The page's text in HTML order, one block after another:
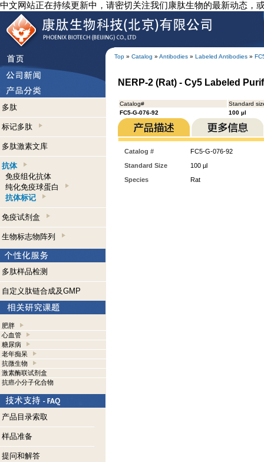
中文网站正在持续更新中，请密切关注我们康肽生物的最新动态，
Top » Catalog » Antibodies » Labeled Antibodies »
多肽
标记多肽
多肽激素文库
抗体
免疫组化抗体
纯化免疫球蛋白
抗体标记
免疫试剂盒
生物标志物阵列
多肽样品检测
自定义肽链合成及GMP
肥胖
心血管
糖尿病
老年痴呆
抗微生物
激素酶联试剂盒
抗癌小分子化合物
产品目录索取
样品准备
提问和解答
NERP-2 (Rat) - Cy5 Labeled
Catalog#
Standard
FC5-G-076-92
100 µl
Catalog #
FC5-G-076-92
Standard Size
100 µl
Species
Rat